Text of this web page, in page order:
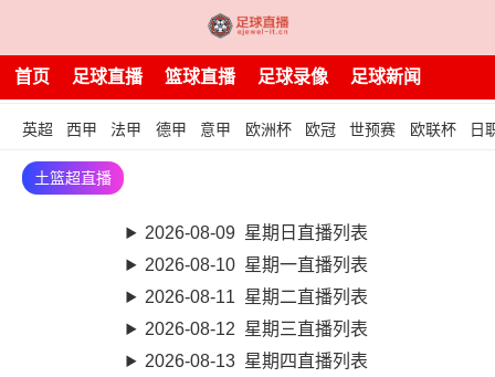
首页 足球直播 篮球直播 足球录像 足球新闻
英超 西甲 法甲 德甲 意甲 欧洲杯 欧冠 世预赛 欧联杯 日
土篮超直播
2026-08-09 星期日直播列表
2026-08-10 星期一直播列表
2026-08-11 星期二直播列表
2026-08-12 星期三直播列表
2026-08-13 星期四直播列表